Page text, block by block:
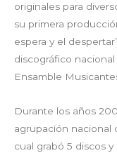
originales para
su primera
espera y el
discográfico
Ensamble
Durante los años
agrupación nacional
cual grabó 5 discos